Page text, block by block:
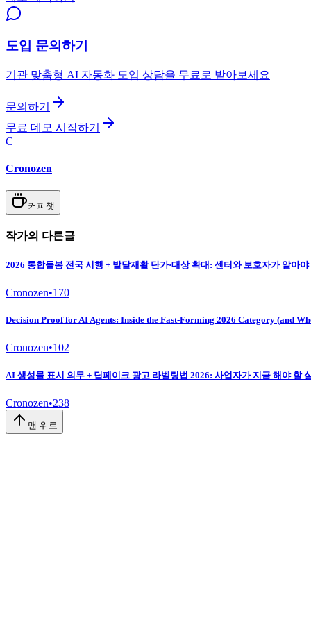
도입 문의하기
기관 맞춤형 AI 자동화 도입 상담을 무료로 받아보세요
문의하기
무료 데모 시작하기
C
Cronozen
커피챗
작가의 다른글
2026 통합돌봄 전국 시행 + 발달재활 단가·대상 확대: 센터와 보호자가 알아
Cronozen•170
Decision Proof for AI Agents: Inside the Fast-Forming 2026 Category (and
Cronozen•102
AI 생성물 표시 의무 + 딥페이크 광고 라벨링법 2026: 사업자가 지금 해야 할
Cronozen•238
맨 위로